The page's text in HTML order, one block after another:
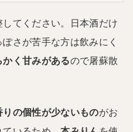
てください。日本酒だけ
さが苦手な方は飲みにく
く甘みがあるので屠蘇散
の個性が少ないものがお